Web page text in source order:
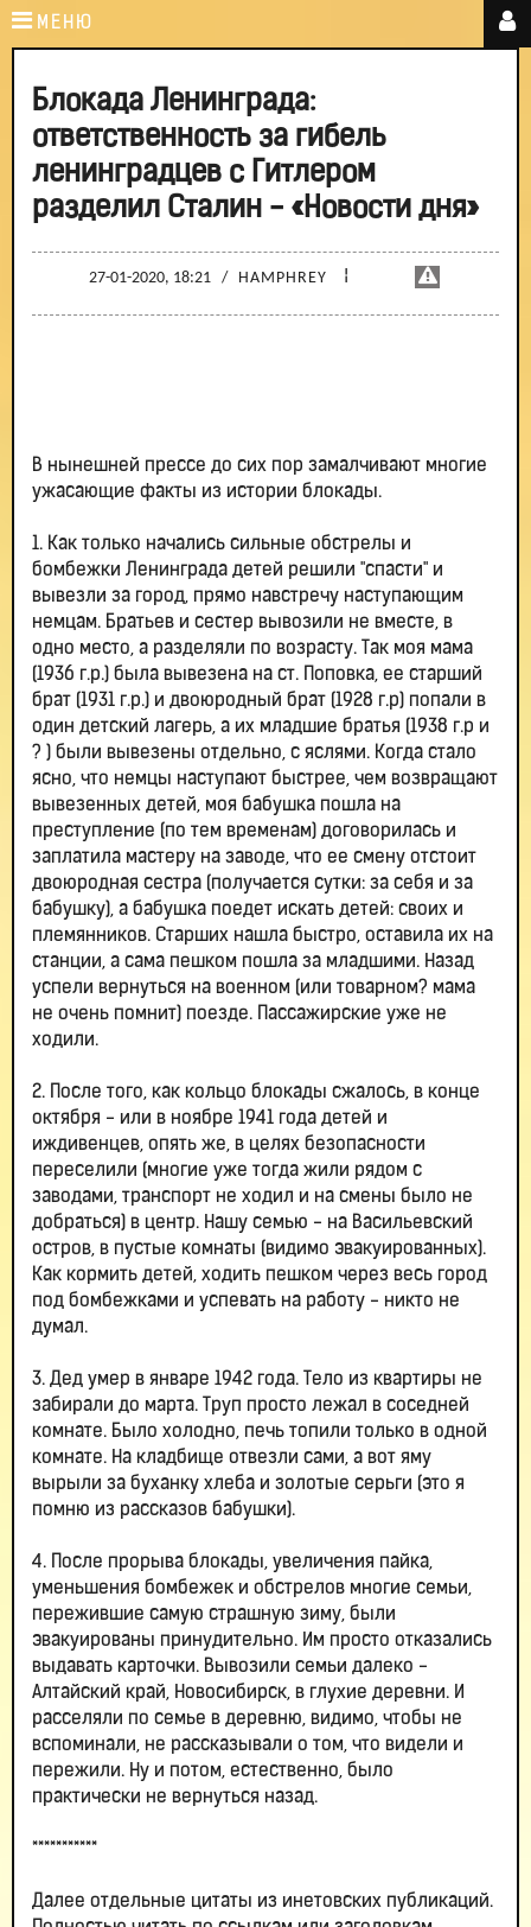
МЕНЮ
Блокада Ленинграда:
ответственность за гибель
ленинградцев с Гитлером
разделил Сталин - «Новости дня»
27-01-2020, 18:21 / HAMPHREY ¦
В нынешней прессе до сих пор замалчивают многие
ужасающие факты из истории блокады.
1. Как только начались сильные обстрелы и
бомбежки Ленинграда детей решили "спасти" и
вывезли за город, прямо навстречу наступающим
немцам. Братьев и сестер вывозили не вместе, в
одно место, а разделяли по возрасту. Так моя мама
(1936 г.р.) была вывезена на ст. Поповка, ее старший
брат (1931 г.р.) и двоюродный брат (1928 г.р) попали в
один детский лагерь, а их младшие братья (1938 г.р и
? ) были вывезены отдельно, с яслями. Когда стало
ясно, что немцы наступают быстрее, чем возвращают
вывезенных детей, моя бабушка пошла на
преступление (по тем временам) договорилась и
заплатила мастеру на заводе, что ее смену отстоит
двоюродная сестра (получается сутки: за себя и за
бабушку), а бабушка поедет искать детей: своих и
племянников. Старших нашла быстро, оставила их на
станции, а сама пешком пошла за младшими. Назад
успели вернуться на военном (или товарном? мама
не очень помнит) поезде. Пассажирские уже не
ходили.
2. После того, как кольцо блокады сжалось, в конце
октября - или в ноябре 1941 года детей и
иждивенцев, опять же, в целях безопасности
переселили (многие уже тогда жили рядом с
заводами, транспорт не ходил и на смены было не
добраться) в центр. Нашу семью - на Васильевский
остров, в пустые комнаты (видимо эвакуированных).
Как кормить детей, ходить пешком через весь город
под бомбежками и успевать на работу - никто не
думал.
3. Дед умер в январе 1942 года. Тело из квартиры не
забирали до марта. Труп просто лежал в соседней
комнате. Было холодно, печь топили только в одной
комнате. На кладбище отвезли сами, а вот яму
вырыли за буханку хлеба и золотые серьги (это я
помню из рассказов бабушки).
4. После прорыва блокады, увеличения пайка,
уменьшения бомбежек и обстрелов многие семьи,
пережившие самую страшную зиму, были
эвакуированы принудительно. Им просто отказались
выдавать карточки. Вывозили семьи далеко -
Алтайский край, Новосибирск, в глухие деревни. И
расселяли по семье в деревню, видимо, чтобы не
вспоминали, не рассказывали о том, что видели и
пережили. Ну и потом, естественно, было
практически не вернуться назад.
***********
Далее отдельные цитаты из инетовских публикаций.